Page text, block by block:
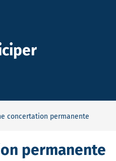
concertation permanente
permanente